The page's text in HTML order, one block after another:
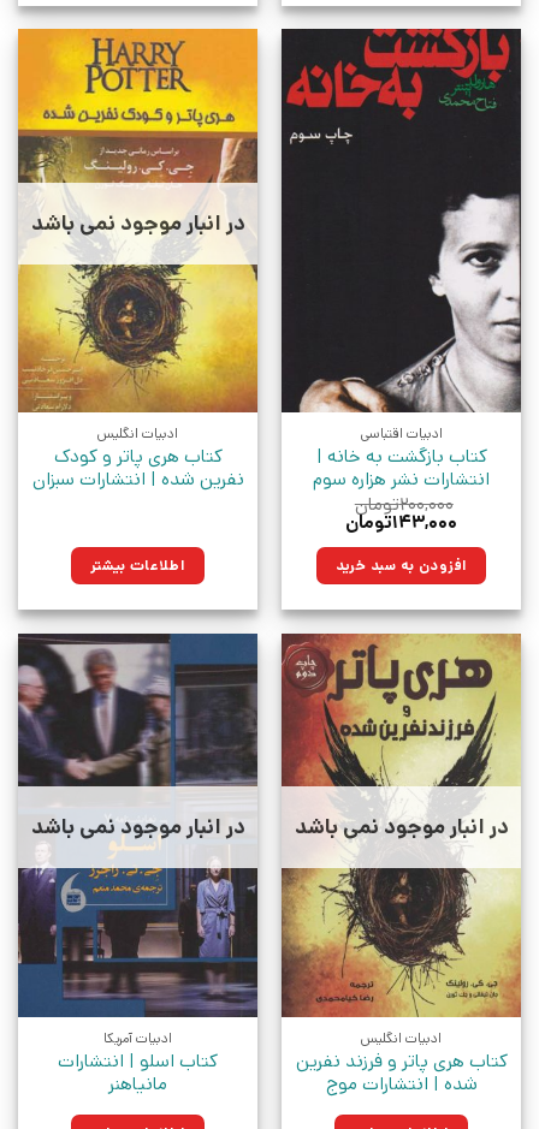
ادبیات اقتباسی
کتاب بازگشت به خانه |
انتشارات نشر هزاره سوم
۲۰۰,۰۰۰تومان
قیمت
۲۰۰,۰۰۰تومان
بود.
۱۴۳,۰۰۰تومان
۱۴۳,۰۰۰تومان.افزودن به سبد خرید
در انبار موجود نمی باشد
ادبیات انگلیس
کتاب هری پاتر و کودک
نفرین شده | انتشارات سبزان
اطلاعات بیشتر
در انبار موجود نمی باشد
ادبیات انگلیس
کتاب هری پاتر و فرزند نفرین
شده | انتشارات موج
در انبار موجود نمی باشد
ادبیات آمریکا
کتاب اسلو | انتشارات
مانیاهنر